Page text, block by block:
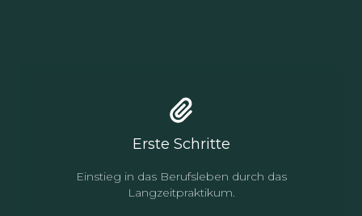
Erste Schritte
Einstieg in das Berufsleben durch das
Langzeitpraktikum.